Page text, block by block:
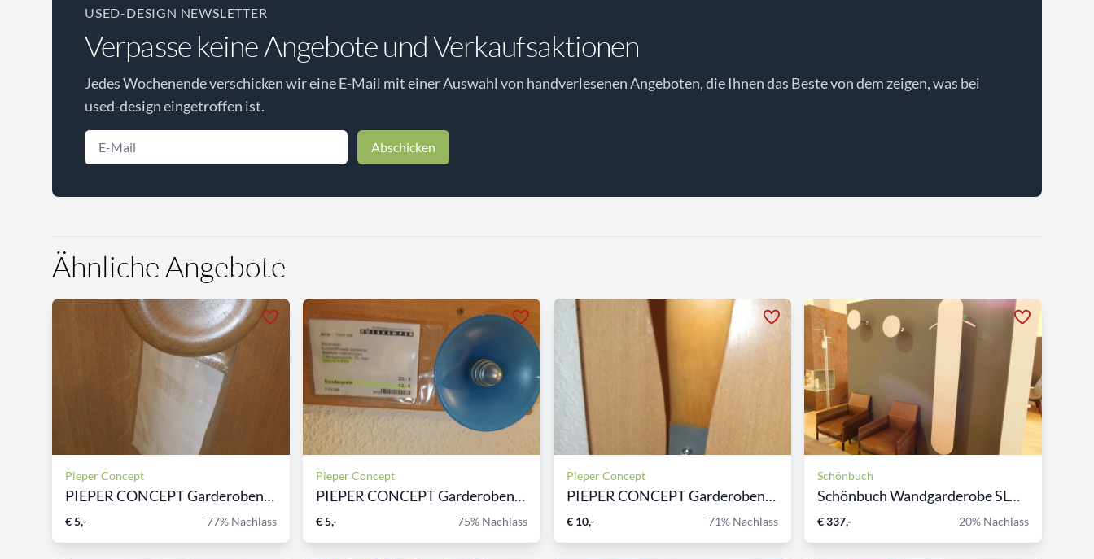
USED-DESIGN NEWSLETTER
Verpasse keine Angebote und Verkaufsaktionen
Jedes Wochenende verschicken wir eine E-Mail mit einer Auswahl von handverlesenen Angeboten, die Ihnen das Beste von dem zeigen, was bei
used-design eingetroffen ist.
Abschicken
Ähnliche Angebote
Pieper Concept
PIEPER CONCEPT Garderobenha...
€ 5,- 77% Nachlass
Pieper Concept
PIEPER CONCEPT Garderobenha...
€ 5,- 75% Nachlass
Pieper Concept
PIEPER CONCEPT Garderobenha...
€ 10,- 71% Nachlass
Schönbuch
Schönbuch Wandgarderobe SLO...
€ 337,- 20% Nachlass